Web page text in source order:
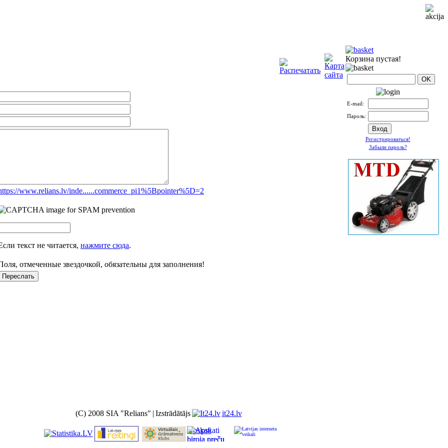
www.relians.lv/inde......commerce_pi1%5Bpointer%5D=2
текст не читается, нажмите сюда.
отмеченные звездочкой, обязательны для заполнения!
Корзина пустая!
Е-mail:
Пароль:
Регистрироваться!
Забыли пароль?
(C) 2008 SIA "Relians" | Izstrādātājs
it24.lv
Apskati
biroja preču